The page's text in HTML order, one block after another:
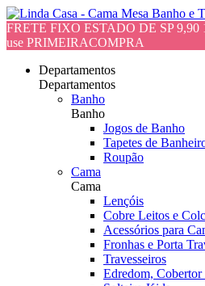
FRETE FIXO ESTADO DE SP 9,90
use PRIMEIRACOMPRA
Departamentos
Departamentos
Banho
Banho
Jogos de Banho
Tapetes de
Roupão
Cama
Cama
Lençóis
Cobre Leitos e
Acessórios para
Fronhas e Porta
Travesseiros
Edredom, Cobertor